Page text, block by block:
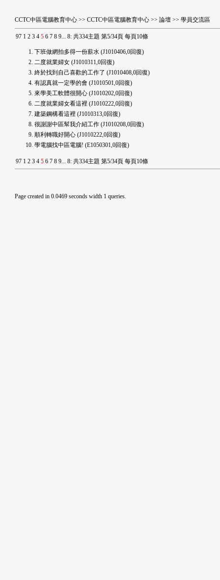
CCTC中區電腦教育中心 >> CCTC中區電腦教育中心 >> 論壇 >> 學員交流區
97 1 2 3 4 5 6 7 8 9... 8: 共334主題 第5/34頁 每頁10條
下班做網拍多得一份薪水 (J1010406,0回復)
二度就業婦女 (J1010311,0回復)
終於找到自己喜歡的工作了 (J1010408,0回復)
有認真就一定學的會 (J1010501,0回復)
來學美工軟體很開心 (J1010202,0回復)
二度就業婦女看這裡 (J1010222,0回復)
建築鋼構看這裡 (J1010313,0回復)
很謝謝中區幫我介紹工作 (J1010208,0回復)
順利轉職好開心 (J1010222,0回復)
學電腦找中區電腦! (E1050301,0回復)
97 1 2 3 4 5 6 7 8 9... 8: 共334主題 第5/34頁 每頁10條
Page created in 0.0469 seconds width 1 queries.